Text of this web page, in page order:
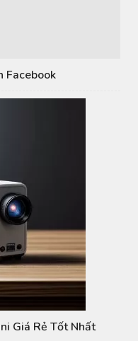
Facebook
Giá Rẻ Tốt Nhất